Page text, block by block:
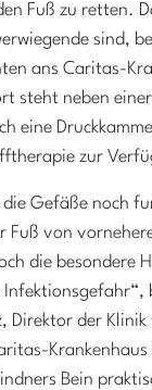
Fuß zu retten.
sind,
ans Caritas-
steht neben
eine
zur
die Gefäße noch
Fuß von
die besondere
Direktor der
Krankenhaus
Bein